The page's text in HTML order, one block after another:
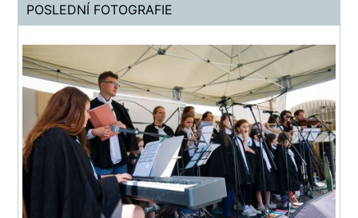
POSLEDNÍ FOTOGRAFIE